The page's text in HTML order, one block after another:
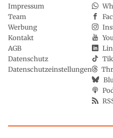
Impressum
Team
Werbung
Kontakt
AGB
Datenschutz
Datenschutzeinstellungen